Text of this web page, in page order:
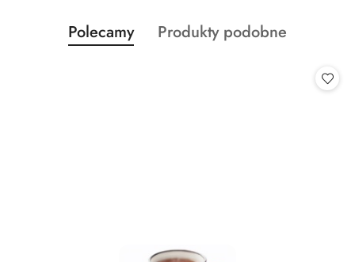
Pomiń karuzelę produktów
Produkty
o
Polecamy
Produkty
Produkty podobne